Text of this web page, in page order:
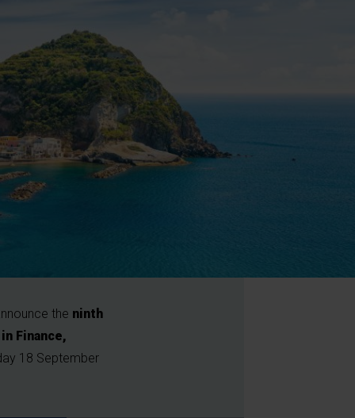
the ninth
Finance,
18 September